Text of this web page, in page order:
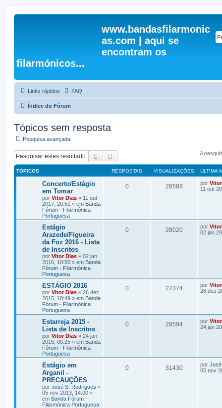
www.bandasfilarmonic
as.com | aqui se
encontram os
filarmónicos...
Links rápidos FAQ
Índice do Fórum
Tópicos sem resposta
Pesquisa avançada
Pesquisar A
TÓPICOS RESPOSTAS VISUALIZAÇÕES ÚLTIMA
Concerto/Estágio
em Tomar
por Vitor Dias » 11 out
2017, 20:51 » em Banda
Fórum - Filarmónica
Portuguesa
0 26589 por
11 out
Estágio
Arazede/Figueira
da Foz 2016 - Lista
de Inscritos
por Vitor Dias » 02 jan
2016, 10:50 » em Banda
Fórum - Filarmónica
Portuguesa
0 28020 por
02 jan
ESTÁGIO 2016
por Vitor Dias » 26 dez
2015, 18:49 » em Banda
Fórum - Filarmónica
Portuguesa
0 27374 por
26 dez
Estarreja 2015 -
Lista de Inscritos
por Vitor Dias » 24 jan
2015, 00:25 » em Banda
Fórum - Filarmónica
Portuguesa
0 28594 por
24 jan
Estágio em
Arganil -
PRECAUÇÕES
por José S. Rodrigues »
05 nov 2013, 14:00 »
em Banda Fórum -
Filarmónica Portuguesa
0 31430 por
05 nov